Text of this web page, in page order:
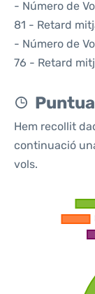
- Número de
81 - Retard
- Número de
76 - Retard
Hem recollit
continuació
vols.